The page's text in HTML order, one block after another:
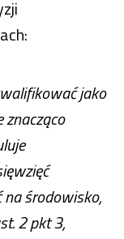
jako
znacząco
na środowisko,
2 pkt 3,